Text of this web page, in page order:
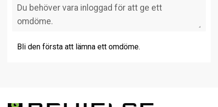
Bli den första att lämna ett omdöme.